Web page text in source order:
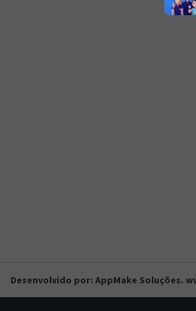
Desenvolvido por: AppMake Soluções.